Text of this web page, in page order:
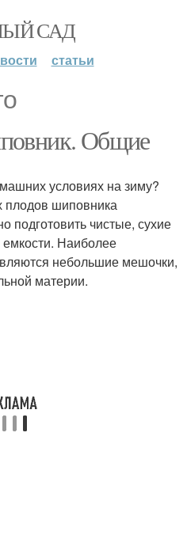
САД
статьи
Общие
условиях на зиму?
шиповника
подготовить чистые, сухие
Наиболее
небольшие мешочки,
материи.